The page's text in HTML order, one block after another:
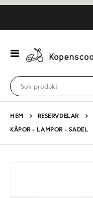
Växla
Nav
HEM RESERVDELAR
KÅPOR - LAMPOR - SADEL
slutet